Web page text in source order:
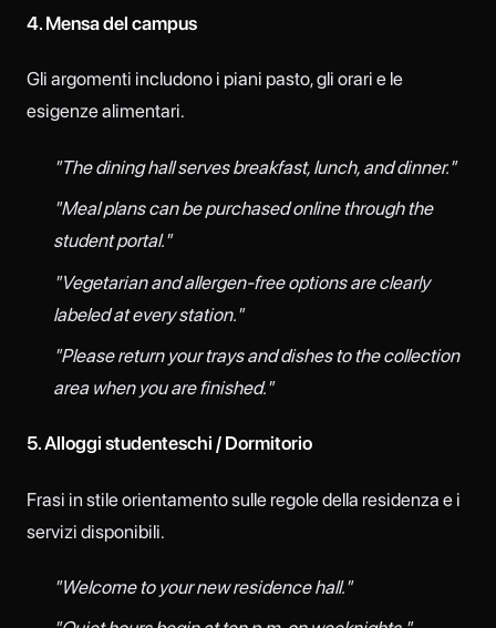
4. Mensa del campus
Gli argomenti includono i piani pasto, gli orari e le
esigenze alimentari.
"The dining hall serves breakfast, lunch, and dinner."
"Meal plans can be purchased online through the
student portal."
"Vegetarian and allergen-free options are clearly
labeled at every station."
"Please return your trays and dishes to the collection
area when you are finished."
5. Alloggi studenteschi / Dormitorio
Frasi in stile orientamento sulle regole della residenza e i
servizi disponibili.
"Welcome to your new residence hall."